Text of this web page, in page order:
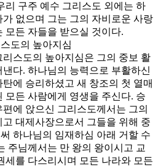
리 구주 예수 그리스도 외에는 하
없으며 그는 그의 자비로운 사랑
모든 자들을 받으실 것이다.
도의 높아지심
스도의 높아지심은 그의 중보 활
다. 하나님의 능력으로 부활하신
에 승리하셨고 새 창조의 첫 열매
모든 사람에게 영생을 주신다. 승
에 앉으신 그리스도께서는 그의
대제사장으로서 그들을 위해 중
하나님의 임재하심 아래 거할 수
주님께서는 만 왕의 왕이시고 교
세를 다스리시며 모든 나라와 모든